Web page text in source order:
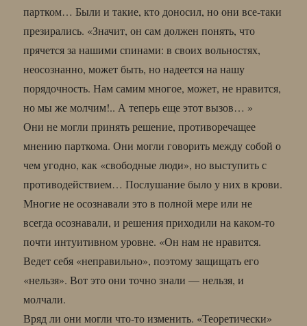
партком… Были и такие, кто доносил, но они все-таки
презирались. «Значит, он сам должен понять, что
прячется за нашими спинами: в своих вольностях,
неосознанно, может быть, но надеется на нашу
порядочность. Нам самим многое, может, не нравится,
но мы же молчим!.. А теперь еще этот вызов… »
Они не могли принять решение, противоречащее
мнению парткома. Они могли говорить между собой о
чем угодно, как «свободные люди», но выступить с
противодействием… Послушание было у них в крови.
Многие не осознавали это в полной мере или не
всегда осознавали, и решения приходили на каком-то
почти интуитивном уровне. «Он нам не нравится.
Ведет себя «неправильно», поэтому защищать его
«нельзя». Вот это они точно знали — нельзя, и
молчали.
Вряд ли они могли что-то изменить. «Теоретически»